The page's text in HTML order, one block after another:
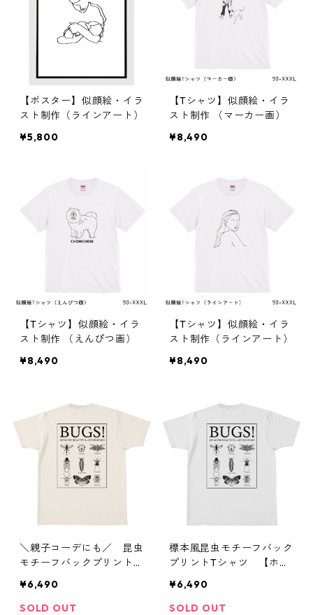
【ポスター】似顔絵・イラ
スト制作（ラインアート）
¥5,800
【Tシャツ】似顔絵・イラ
スト制作 （マーカー画）
¥8,490
【Tシャツ】似顔絵・イラ
スト制作 （えんぴつ画）
¥8,490
【Tシャツ】似顔絵・イラ
スト制作（ラインアート）
¥8,490
＼親子コーデにも／ 昆虫
モチーフバックプリントT
¥6,490
SOLD OUT
標本風昆虫モチーフバック
プリントTシャツ 【ホワ
¥6,490
SOLD OUT